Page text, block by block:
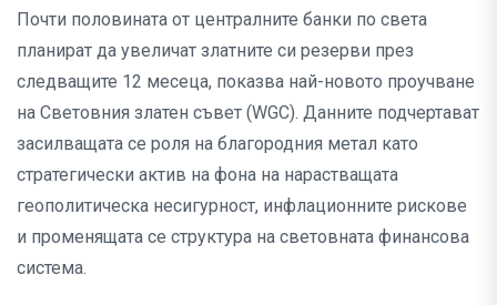
Почти половината от централните банки по света
планират да увеличат златните си резерви през
следващите 12 месеца, показва най-новото проучване
на Световния златен съвет (WGC). Данните подчертават
засилващата се роля на благородния метал като
стратегически актив на фона на нарастващата
геополитическа несигурност, инфлационните рискове
и променящата се структура на световната финансова
система.